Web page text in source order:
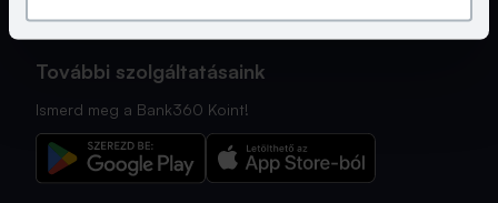
Hasznos Linkek
További szolgáltatásaink
Ismerd meg a Bank360 Koint!